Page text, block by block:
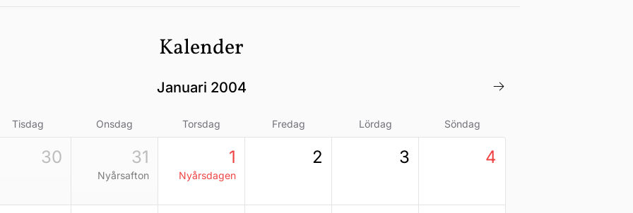
Kalender
januari 2004
Tisdag Onsdag Torsdag Fredag Lördag Söndag
30 31
nyårsafton
1
nyårsdagen
2 3 4